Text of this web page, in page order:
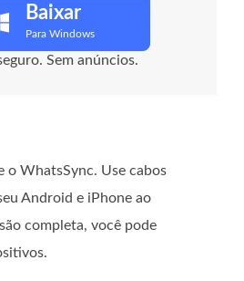
Baixar
Para Windows
Sem anúncios.
o WhatsSync. Use cabos
Android e iPhone ao
completa, você pode